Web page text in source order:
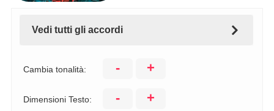
Vedi tutti gli accordi
Cambia tonalità: - +
Dimensioni Testo: - +